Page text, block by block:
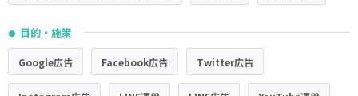
● 目的・施策
Google広告 Facebook広告 Twitter広告